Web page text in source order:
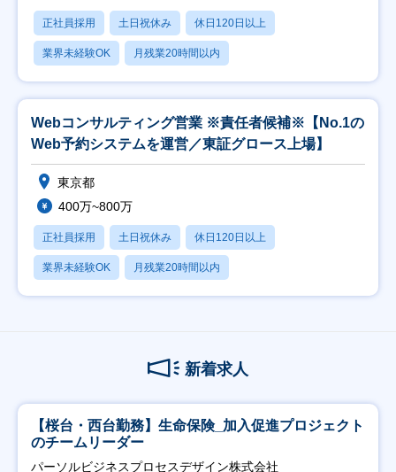
正社員採用 土日祝休み 休日120日以上
業界未経験OK 月残業20時間以内
Webコンサルティング営業 ※責任者候補※【No.1の
Web予約システムを運営／東証グロース上場】
東京都
400万~800万
正社員採用 土日祝休み 休日120日以上
業界未経験OK 月残業20時間以内
新着求人
【桜台・西台勤務】生命保険_加入促進プロジェクト
のチームリーダー
パーソルビジネスプロセスデザイン株式会社